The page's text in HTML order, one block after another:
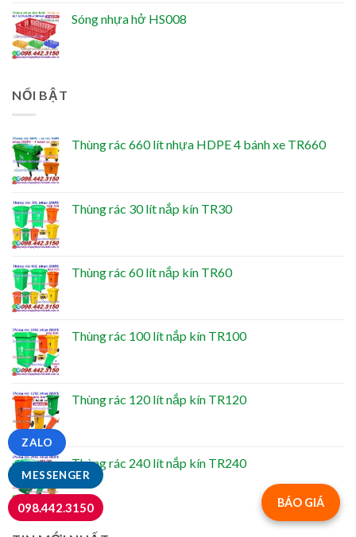
Sóng nhựa hở HS008
NỔI BẬT
Thùng rác 660 lít nhựa HDPE 4 bánh xe TR660
Thùng rác 30 lít nắp kín TR30
Thùng rác 60 lít nắp kín TR60
Thùng rác 100 lít nắp kín TR100
Thùng rác 120 lít nắp kín TR120
Thùng rác 240 lít nắp kín TR240
BÁO GIÁ
MESSENGER
ZALO
098.442.3150